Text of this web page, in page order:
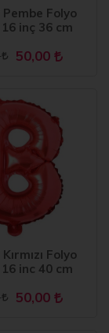
Folyo
inç 36 cm
50,00
Folyo
inc 40 cm
50,00